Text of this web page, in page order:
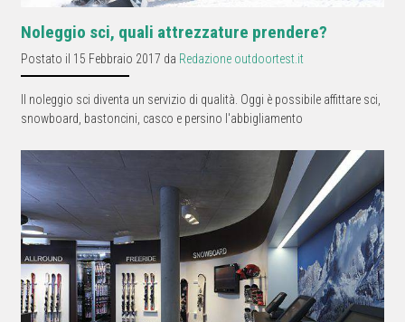
Noleggio sci, quali attrezzature prendere?
Postato il 15 Febbraio 2017 da Redazione outdoortest.it
Il noleggio sci diventa un servizio di qualità. Oggi è possibile affittare sci,
snowboard, bastoncini, casco e persino l'abbigliamento